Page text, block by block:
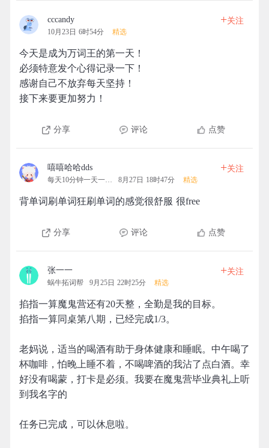
cccandy
10月23日 6时54分 精选
+关注
今天是成为万词王的第一天！
必须特意发个心得记录一下！
感谢自己不放弃每天坚持！
接下来要更加努力！
分享 评论 点赞
嘻嘻哈哈dds
每天10分钟一天一清人 8月27日 18时47分 精选
+关注
背单词刷单词狂刷单词的感觉很舒服 很free
分享 评论 点赞
张一一
蜗牛拓词帮 9月25日 22时25分 精选
+关注
掐指一算魔鬼营还有20天整，全勤是我的目标。
掐指一算同桌第八期，已经完成1/3。
老妈说，适当的喝酒有助于身体健康和睡眠。中午喝了
杯咖啡，怕晚上睡不着，不喝啤酒的我沾了点白酒。幸
好没有喝蒙，打卡是必须。我要在魔鬼营毕业典礼上听
到我名字的
任务已完成，可以休息啦。